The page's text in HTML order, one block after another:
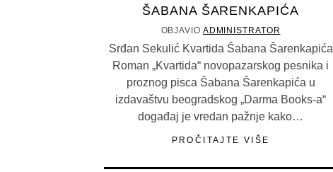
ŠABANA ŠARENKAPIĆA
OBJAVIO ADMINISTRATOR
Srđan Sekulić Kvartida Šabana Šarenkapića
Roman „Kvartida“ novopazarskog pesnika i
proznog pisca Šabana Šarenkapića u
izdavaštvu beogradskog „Darma Books-a“
događaj je vredan pažnje kako…
PROČITAJTE VIŠE